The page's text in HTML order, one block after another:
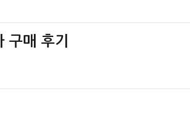
구매 후기